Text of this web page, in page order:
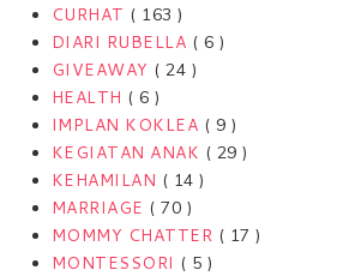
CURHAT ( 163 )
DIARI RUBELLA ( 6 )
GIVEAWAY ( 24 )
HEALTH ( 6 )
IMPLAN KOKLEA ( 9 )
KEGIATAN ANAK ( 29 )
KEHAMILAN ( 14 )
MARRIAGE ( 70 )
MOMMY CHATTER ( 17 )
MONTESSORI ( 5 )